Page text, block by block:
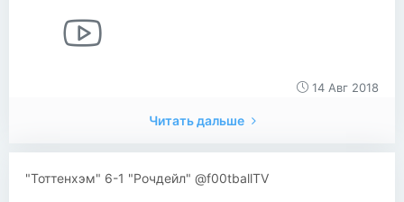
14 Авг 2018
Читать дальше
"Тоттенхэм" 6-1 "Рочдейл" @f00tballTV